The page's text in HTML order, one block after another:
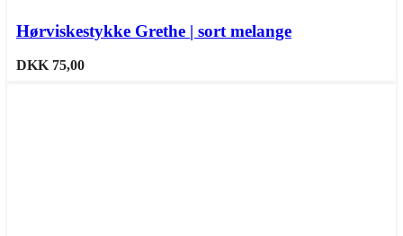
Hørviskestykke Grethe | sort melange
DKK 75,00